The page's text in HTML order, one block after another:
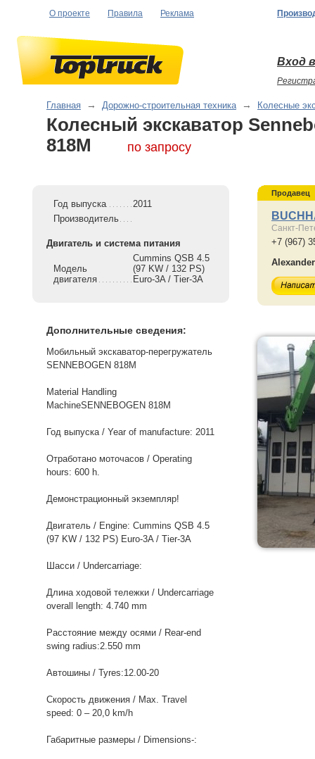
О проекте Правила Реклама
Вход
Главная → Дорожно-строительная техника → Колесные
Колесный экскаватор
818M
по запросу
Год выпуска
2011
Производитель
Двигатель и система питания
Модель
двигателя
Cummins QSB 4.5
(97 KW / 132 PS)
Euro-3A / Tier-3A
Дополнительные сведения:
Мобильный экскаватор-перегружатель
SENNEBOGEN 818M
Material Handling
MachineSENNEBOGEN 818M
Год выпуска / Year of manufacture: 2011
Отработано моточасов / Operating
hours: 600 h.
Демонстрационный экземпляр!
Двигатель / Engine: Cummins QSB 4.5
(97 KW / 132 PS) Euro-3A / Tier-3A
Шасси / Undercarriage:
Длина ходовой тележки / Undercarriage
overall length: 4.740 mm
Расстояние между осями / Rear-end
swing radius:2.550 mm
Автошины / Tyres:12.00-20
Скорость движения / Max. Travel
speed: 0 – 20,0 km/h
Габаритные размеры / Dimensions-:
Продавец
Санкт-
+7 (967)